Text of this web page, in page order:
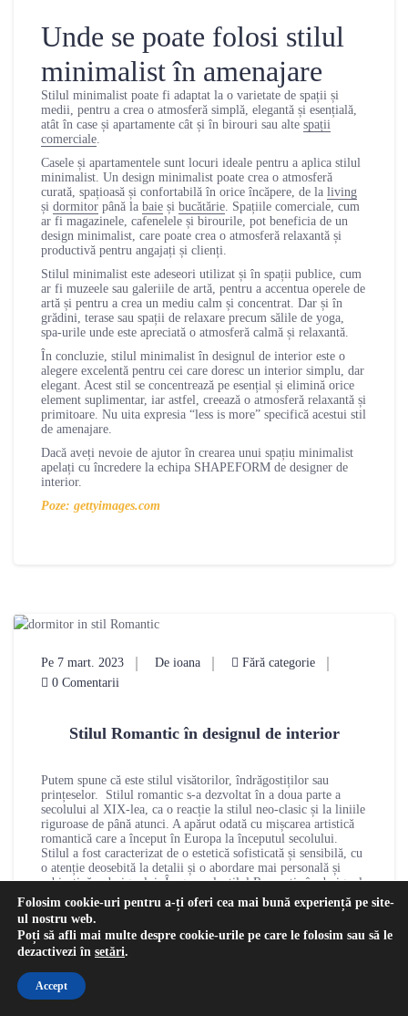
Unde se poate folosi stilul
minimalist în amenajare
Stilul minimalist poate fi adaptat la o varietate de spații și
medii, pentru a crea o atmosferă simplă, elegantă și esențială,
atât în case și apartamente cât și în birouri sau alte spații
comerciale.
Casele și apartamentele sunt locuri ideale pentru a aplica stilul
minimalist. Un design minimalist poate crea o atmosferă
curată, spațioasă și confortabilă în orice încăpere, de la living
și dormitor până la baie și bucătărie. Spațiile comerciale, cum
ar fi magazinele, cafenelele și birourile, pot beneficia de un
design minimalist, care poate crea o atmosferă relaxantă și
productivă pentru angajați și clienți.
Stilul minimalist este adeseori utilizat și în spații publice, cum
ar fi muzeele sau galeriile de artă, pentru a accentua operele de
artă și pentru a crea un mediu calm și concentrat. Dar și în
grădini, terase sau spații de relaxare precum sălile de yoga,
spa-urile unde este apreciată o atmosferă calmă și relaxantă.
În concluzie, stilul minimalist în designul de interior este o
alegere excelentă pentru cei care doresc un interior simplu, dar
elegant. Acest stil se concentrează pe esențial și elimină orice
element suplimentar, iar astfel, creează o atmosferă relaxantă și
primitoare. Nu uita expresia “less is more” specifică acestui stil
de amenajare.
Dacă aveți nevoie de ajutor în crearea unui spațiu minimalist
apelați cu încredere la echipa SHAPEFORM de designer de
interior.
Poze: gettyimages.com
Pe 7 mart. 2023 De ioana
Fără categorie
0 Comentarii
Stilul Romantic în designul de interior
Putem spune că este stilul visătorilor, îndrăgostiților sau
prințeselor. Stilul romantic s-a dezvoltat în a doua parte a
secolului al XIX-lea, ca o reacție la stilul neo-clasic și la liniile
riguroase de până atunci. A apărut odată cu mișcarea artistică
romantică care a început în Europa la începutul secolului.
Stilul a fost caracterizat de o estetică sofisticată și sensibilă, cu
o atenție deosebită la detalii și o abordare mai personală și
subiectivă a designului. În general, stilul Romantic în designul
de interior este asociat cu perioada istorică a romantismului,
care a durat aproximativ între 1800 și 1850. Dar este un stil de
amenajare plăcut și astăzi și dorit de foarte mulți oameni. De
obicei se folosesc “accente romantice” pe care le putem regăsi
în orice cameră, sau chiar întreg stilul de amenajare, mai ales
dacă vorbim de amenajarea
Stilul Romantic în designul de interior se concentrează pe
Folosim cookie-uri pentru a-ți oferi cea mai bună experiență pe site-
ul nostru web.
Poți să afli mai multe despre cookie-urile pe care le folosim sau să le
dezactivezi în setări.
Accept